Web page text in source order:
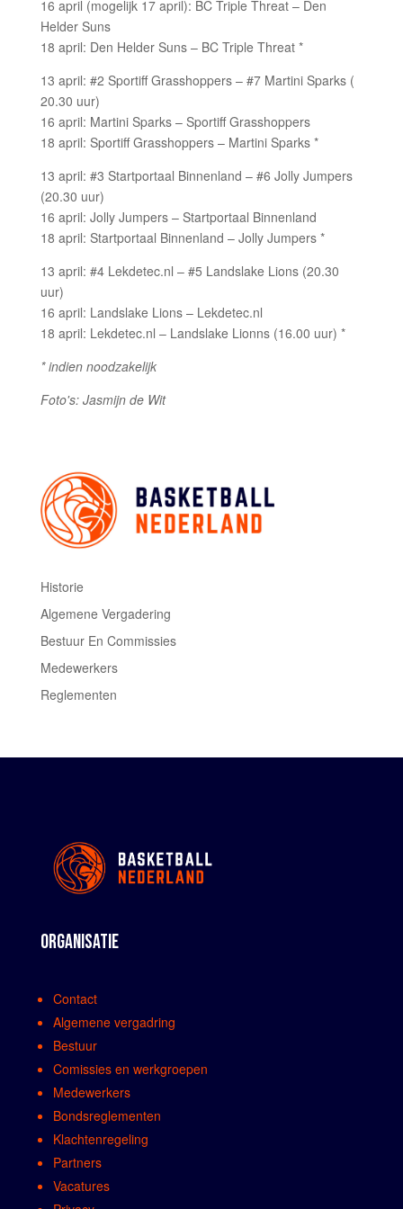
16 april (mogelijk 17 april): BC Triple Threat – Den
Helder Suns
18 april: Den Helder Suns – BC Triple Threat *
13 april: #2 Sportiff Grasshoppers – #7 Martini Sparks (
20.30 uur)
16 april: Martini Sparks – Sportiff Grasshoppers
18 april: Sportiff Grasshoppers – Martini Sparks *
13 april: #3 Startportaal Binnenland – #6 Jolly Jumpers
(20.30 uur)
16 april: Jolly Jumpers – Startportaal Binnenland
18 april: Startportaal Binnenland – Jolly Jumpers *
13 april: #4 Lekdetec.nl – #5 Landslake Lions (20.30
uur)
16 april: Landslake Lions – Lekdetec.nl
18 april: Lekdetec.nl – Landslake Lionns (16.00 uur) *
* indien noodzakelijk
Foto's: Jasmijn de Wit
Historie
Algemene Vergadering
Bestuur En Commissies
Medewerkers
Reglementen
ORGANISATIE
Contact
Algemene vergadring
Bestuur
Comissies en werkgroepen
Medewerkers
Bondsreglementen
Klachtenregeling
Partners
Vacatures